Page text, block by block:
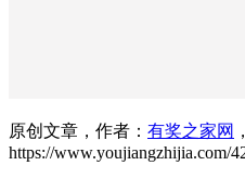
原创文章，作者： 有奖之家网
https://www.youjiangzhijia.com/